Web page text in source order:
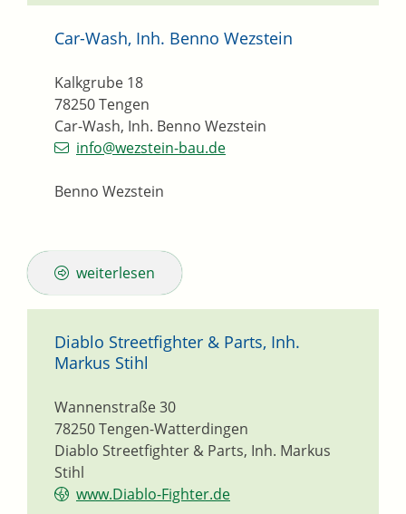
Car-Wash, Inh. Benno Wezstein
Car-Wash, Inh. Benno Wezstein
Kalkgrube 18
78250Tengen
info@wezstein-bau.de
Benno Wezstein
weiterlesen
Diablo Streetfighter & Parts, Inh.
Markus Stihl
Diablo Streetfighter & Parts, Inh. Markus
Stihl
Wannenstraße 30
78250Tengen-Watterdingen
www.Diablo-Fighter.de